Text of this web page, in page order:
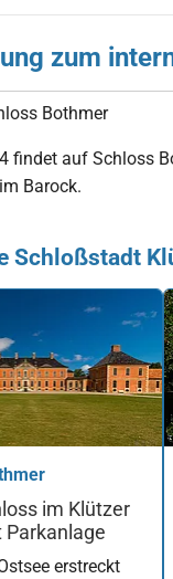
zum
Bothmer
findet auf Schloss
Barock.
Schloßstadt
im Klützer
Parkanlage
erstreckt